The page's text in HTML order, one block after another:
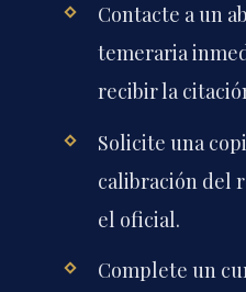
Contacte a un
temeraria
recibir la
Solicite una
calibración del
el oficial.
Complete un